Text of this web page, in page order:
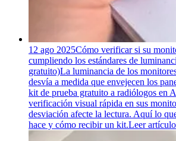
12 ago 2025Cómo verificar si su
cumpliendo los estándares de
gratuito)La luminancia de los
desvía a medida que envejecen los
kit de prueba gratuito a radiólogos en
verificación visual rápida en sus
desviación afecte la lectura. Aquí lo
hace y cómo recibir un kit.Leer artículo